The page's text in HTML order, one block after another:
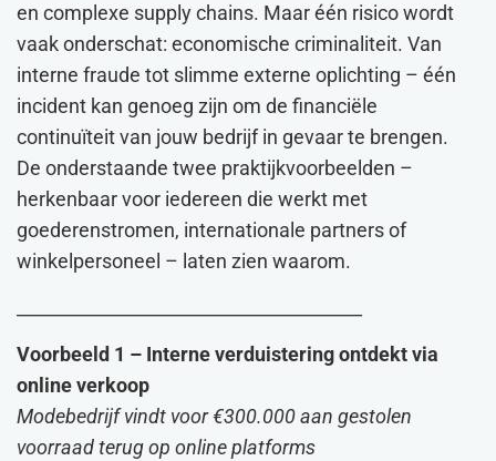
en complexe supply chains. Maar één risico wordt
vaak onderschat: economische criminaliteit. Van
interne fraude tot slimme externe oplichting – één
incident kan genoeg zijn om de financiële
continuïteit van jouw bedrijf in gevaar te brengen.
De onderstaande twee praktijkvoorbeelden –
herkenbaar voor iedereen die werkt met
goederenstromen, internationale partners of
winkelpersoneel – laten zien waarom.
Voorbeeld 1 – Interne verduistering ontdekt via
online verkoop
Modebedrijf vindt voor €300.000 aan gestolen
voorraad terug op online platforms